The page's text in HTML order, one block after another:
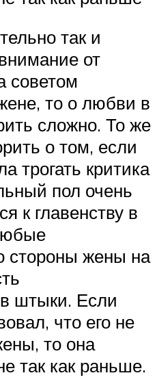
так и
от
советом
то о любви в
сложно. То же
о том, если
трогать критика
пол очень
к главенству в
стороны жены на
штыки. Если
что его не
то она
так как раньше.